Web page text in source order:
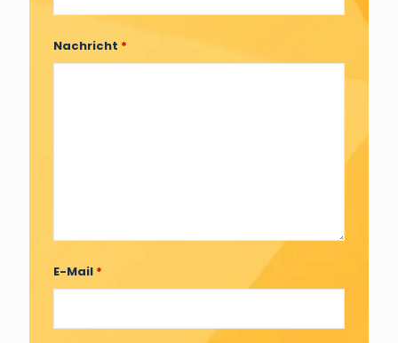
Nachricht *
E-Mail *